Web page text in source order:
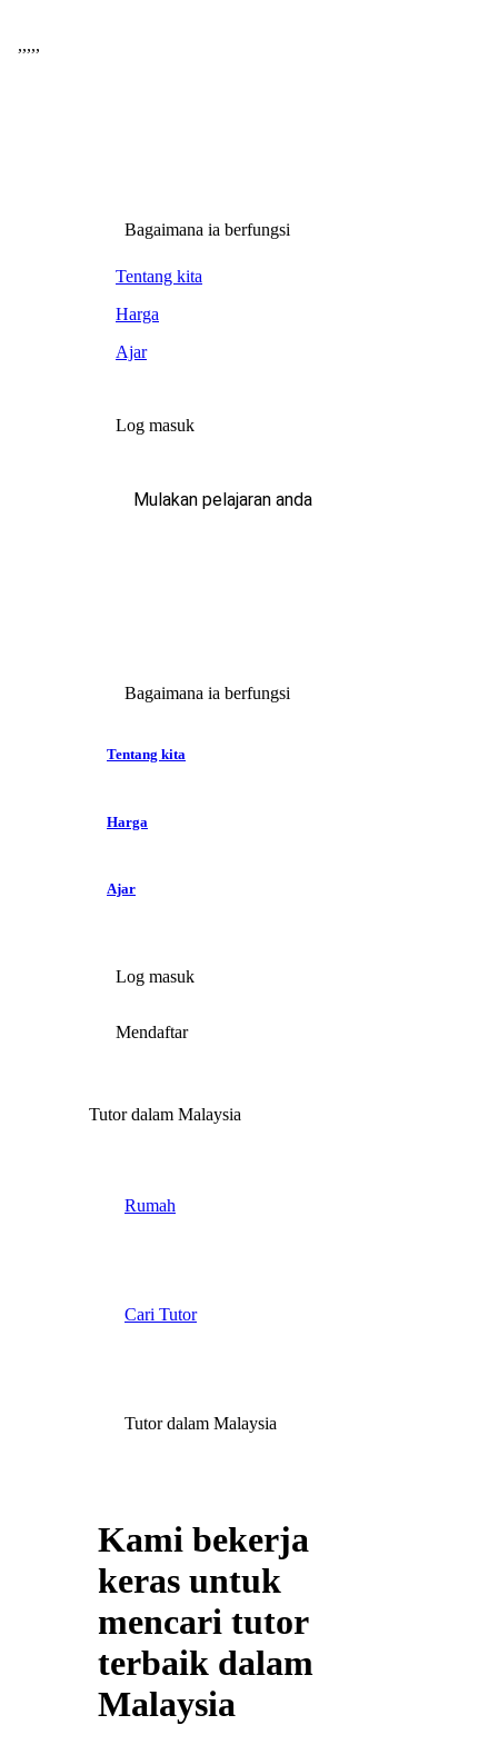
,,,,,
Bagaimana ia berfungsi
Tentang kita
Harga
Ajar
Log masuk
Mulakan pelajaran anda
Bagaimana ia berfungsi
Tentang kita
Harga
Ajar
Log masuk
Mendaftar
Tutor dalam Malaysia
Rumah
Cari Tutor
Tutor dalam Malaysia
Kami bekerja
keras untuk
mencari tutor
terbaik dalam
Malaysia